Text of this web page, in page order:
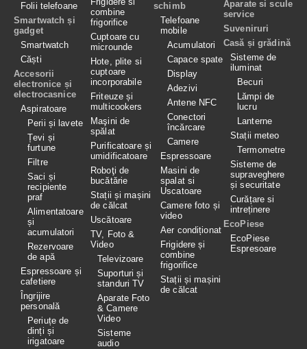
Folii telefoane
Smartwatch și
gadget
Smartwatch
Căști
Accesorii
electronice și
electrocasnice
Aspiratoare
Perii și lavete
Țevi și
furtune
Filtre
Saci și
recipiente
praf
Alimentatoare
și
acumulatori
Rezervoare
de apă
Espressoare și
cafetiere
Îngrijire
personală
Periuțe de
dinți și
irigatoare
combine
frigorifice
Cuptoare cu
microunde
Hote, plite si
cuptoare
incorporabile
Friteuze și
multicookers
Maşini de
spălat
Purificatoare și
umidificatoare
Roboţi de
bucătărie
Stații și mașini
de călcat
Uscătoare
TV, Foto &
Video
Televizoare
Suporturi și
standuri TV
Aparate Foto
& Camere
Video
Sisteme
audio
schimb
Telefoane
mobile
Acumulatori
Capace spate
Display
Adezivi
Antene NFC
Conectori
încărcare
Camere
Espressoare
Masini de
spalat si
Uscatoare
Camere foto și
video
Aer condiționat
Frigidere și
combine
frigorifice
Stații și mașini
de călcat
Aparate si scule
service
Suveniruri
Casă și grădină
Sisteme de
iluminat
Becuri
Lămpi de
lucru
Lanterne
Stații meteo
Termometre
Sisteme de
supraveghere
și securitate
Curățare si
intreținere
EcoPiese
EcoPiese
Espresoare